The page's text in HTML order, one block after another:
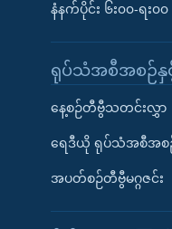
နံနက်ပိုင်း ၆း၀၀-ရး၀၀
ရုပ်သံအစီအစဉ်နှ
နေ့စဉ်တီဗွီသတင်းလွှာ
ရေဒီယို ရုပ်သံအစီအစ
အပတ်စဉ်တီဗွီမဂ္ဂဇင်း